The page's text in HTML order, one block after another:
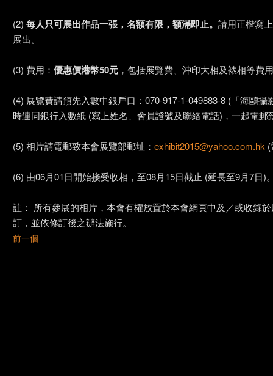
(2) 每人只可展出作品一張，名額有限，額滿即止。 請用正楷寫
展出。
(3) 費用： 優惠價港幣50元，包括展覽費、沖印大相及裱相等費
(4) 展覽費請預先入數中銀戶口：070-917-1-049883-8 (「海鷗
時連同銀行入數紙 (寫上姓名、會員證號及聯絡電話)，一起電郵
(5) 相片請電郵致本會展覽部郵址： exhibit2015@yahoo.com.hk
(6) 由06月01日開始接受收相，至08月15日截止(延長至9月7日)
註： 所有參展的相片，本會有權放置於本會網頁中及／或收錄
訂，並依修訂後之辦法施行。
前一個